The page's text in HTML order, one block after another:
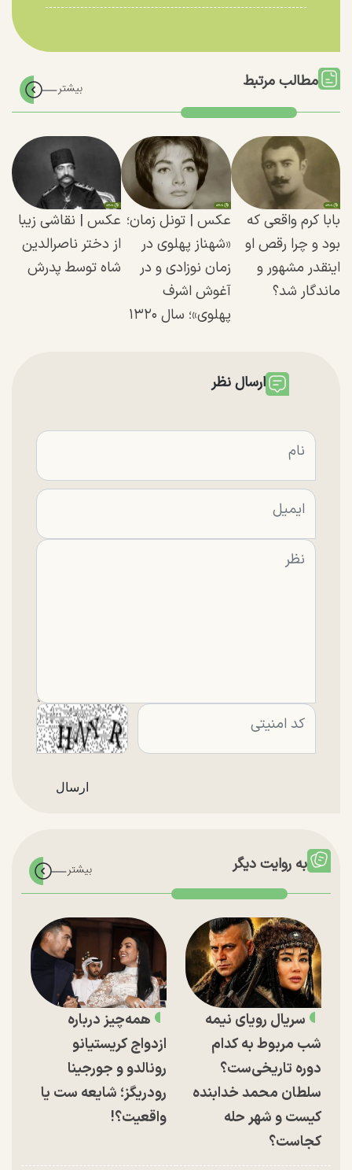
مطالب مرتبط
بابا کرم واقعی که
بود و چرا رقص او
اینقدر مشهور و
ماندگار شد؟
عکس | تونل زمان؛
«شهناز پهلوی در
زمان نوزادی و در
آغوش اشرف
پهلوی»؛ سال ۱۳۲۰
عکس | نقاشی زیبا
از دختر ناصرالدین
شاه توسط پدرش
ارسال نظر
به روایت دیگر
سریال رویای نیمه
شب مربوط به کدام
دوره تاریخی‌ست؟
سلطان محمد خدابنده
کیست و شهر حله
کجاست؟
همه‌چیز درباره
ازدواج کریستیانو
رونالدو و جورجینا
رودریگز؛ شایعه ست یا
واقعیت؟!